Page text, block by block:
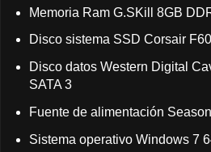
Memoria Ram G.SKill 8GB
Disco sistema SSD Corsair
Disco datos Western Digital
SATA 3
Fuente de alimentación
Sistema operativo Windows 7